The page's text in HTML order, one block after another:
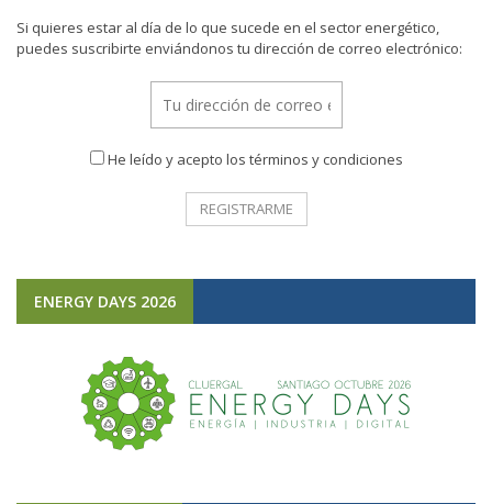
Si quieres estar al día de lo que sucede en el sector energético,
puedes suscribirte enviándonos tu dirección de correo electrónico:
He leído y acepto los términos y condiciones
ENERGY DAYS 2026